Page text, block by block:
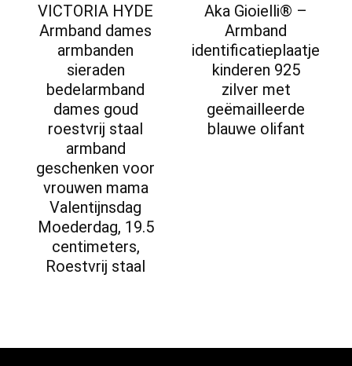
VICTORIA HYDE
Armband dames
armbanden
sieraden
bedelarmband
dames goud
roestvrij staal
armband
geschenken voor
vrouwen mama
Valentijnsdag
Moederdag, 19.5
centimeters,
Roestvrij staal
Aka Gioielli® –
Armband
identificatieplaatje
kinderen 925
zilver met
geëmailleerde
blauwe olifant